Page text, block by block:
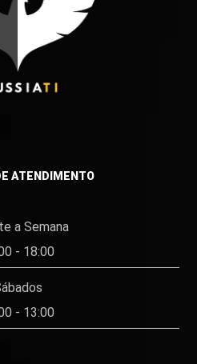
ATENDIMENTO
a Semana
- 18:00
- 13:00